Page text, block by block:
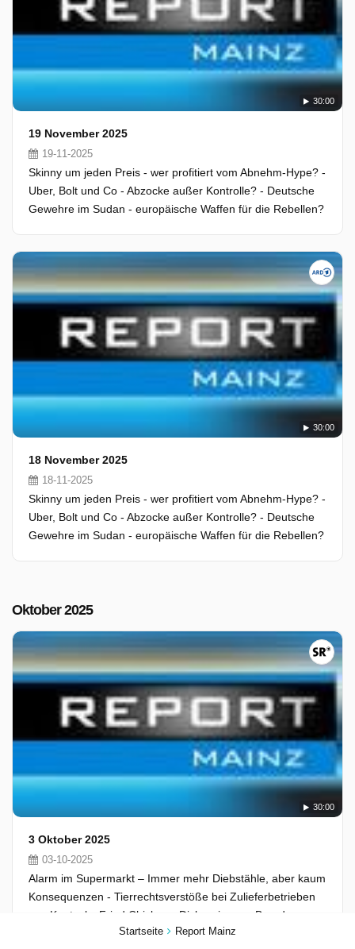
Startseite Report Mainz
30:00
19 November 2025
19-11-2025
Skinny um jeden Preis - wer profitiert vom Abnehm-Hype? -
Uber, Bolt und Co - Abzocke außer Kontrolle? - Deutsche
Gewehre im Sudan - europäische Waffen für die Rebellen?
30:00
18 November 2025
18-11-2025
Skinny um jeden Preis - wer profitiert vom Abnehm-Hype? -
Uber, Bolt und Co - Abzocke außer Kontrolle? - Deutsche
Gewehre im Sudan - europäische Waffen für die Rebellen?
Oktober 2025
30:00
3 Oktober 2025
03-10-2025
Alarm im Supermarkt – Immer mehr Diebstähle, aber kaum
Konsequenzen - Tierrechtsverstöße bei Zulieferbetrieben
von Kentucky Fried Chicken - Diskussion um Brandmauer -
Wie nah sind sich Union und AfD in den Kommunen?